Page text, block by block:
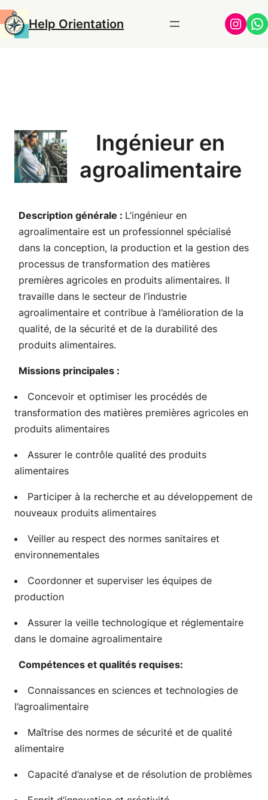
Aller
au
contenu
Help Orientation
Ingénieur en
agroalimentaire
Description générale : L’ingénieur en
agroalimentaire est un professionnel spécialisé
dans la conception, la production et la gestion des
processus de transformation des matières
premières agricoles en produits alimentaires. Il
travaille dans le secteur de l’industrie
agroalimentaire et contribue à l’amélioration de la
qualité, de la sécurité et de la durabilité des
produits alimentaires.
Missions principales :
Concevoir et optimiser les procédés de
transformation des matières premières agricoles en
produits alimentaires
Assurer le contrôle qualité des produits
alimentaires
Participer à la recherche et au développement de
nouveaux produits alimentaires
Veiller au respect des normes sanitaires et
environnementales
Coordonner et superviser les équipes de
production
Assurer la veille technologique et réglementaire
dans le domaine agroalimentaire
Compétences et qualités requises:
Connaissances en sciences et technologies de
l’agroalimentaire
Maîtrise des normes de sécurité et de qualité
alimentaire
Capacité d’analyse et de résolution de problèmes